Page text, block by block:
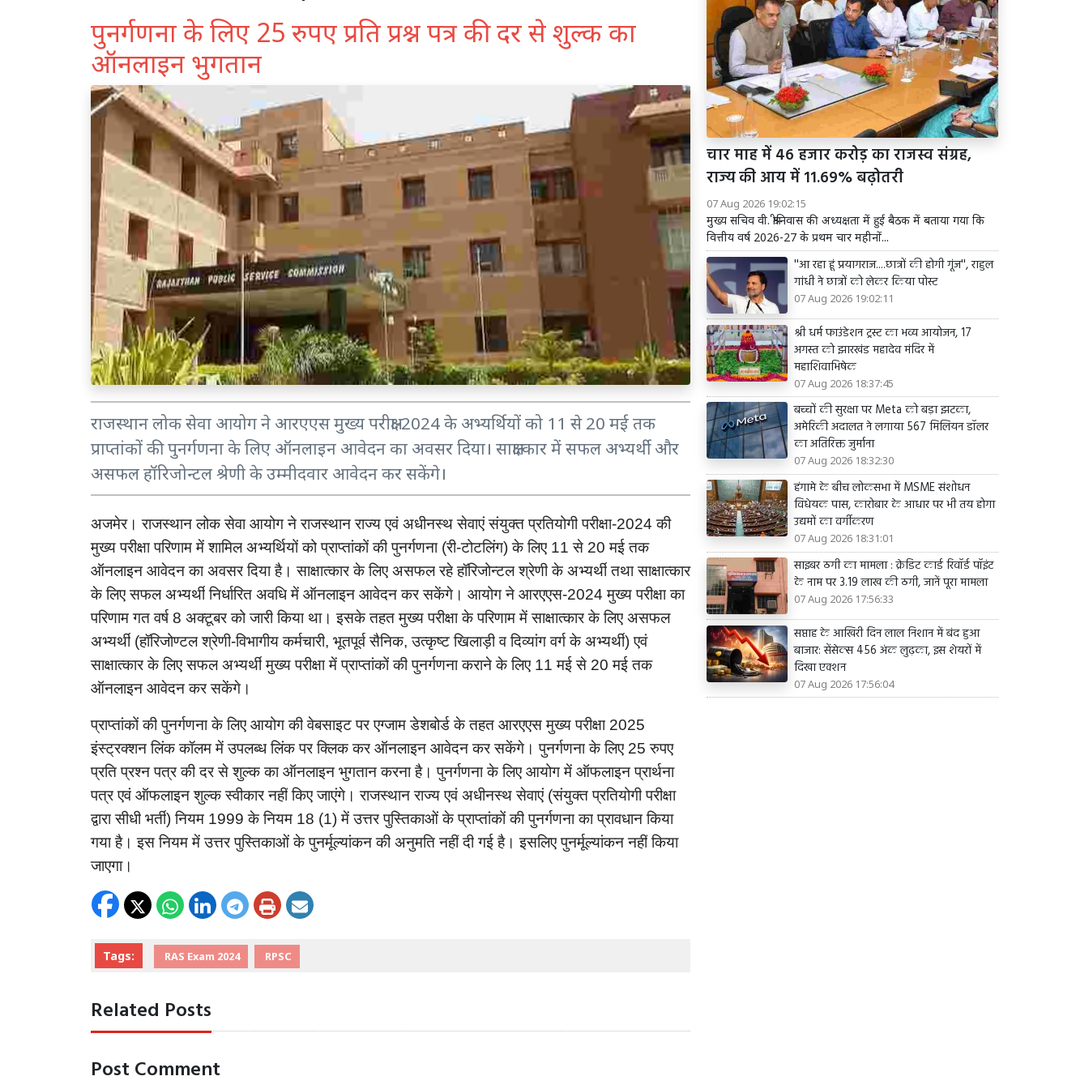
पुनर्गणना के लिए 25 रुपए प्रति प्रश्न पत्र की दर से शुल्क का
ऑनलाइन भुगतान
राजस्थान लोक सेवा आयोग ने आरएएस मुख्य परीक्षा-2024 के अभ्यर्थियों को 11 से 20 मई तक
प्राप्तांकों की पुनर्गणना के लिए ऑनलाइन आवेदन का अवसर दिया। साक्षात्कार में सफल अभ्यर्थी और
असफल हॉरिजोन्टल श्रेणी के उम्मीदवार आवेदन कर सकेंगे।
अजमेर। राजस्थानलोकसेवाआयोगनेराजस्थानराज्यएवंअधीनस्थसेवाएंसंयुक्तप्रतियोगीपरीक्षा-2024की
मुख्यपरीक्षापरिणाममेंशामिलअभ्यर्थियोंकोप्राप्तांकोंकीपुनर्गणना (री-टोटलिंग)केलिए 11से 20मईतक
ऑनलाइनआवेदनकाअवसरदियाहै। साक्षात्कारकेलिएअसफलरहेहॉरिजोन्टलश्रेणीकेअभ्यर्थीतथासाक्षात्कार
केलिएसफलअभ्यर्थीनिर्धारितअवधिमेंऑनलाइनआवेदनकरसकेंगे। आयोगनेआरएएस-2024मुख्यपरीक्षाका
परिणामगतवर्ष 8 अक्टूबरकोजारीकिया था। इसकेतहतमुख्यपरीक्षाकेपरिणाममेंसाक्षात्कारकेलिएअसफल
अभ्यर्थी (हॉरिजोण्टलश्रेणी-विभागीयकर्मचारी, भूतपूर्वसैनिक,उत्कृष्टखिलाड़ीवदिव्यांगवर्गकेअभ्यर्थी)एवं
साक्षात्कारकेलिएसफलअभ्यर्थीमुख्यपरीक्षामेंप्राप्तांकोंकीपुनर्गणनाकरानेकेलिए 11मईसे 20मईतक
ऑनलाइनआवेदनकरसकेंगे।
प्राप्तांकोंकीपुनर्गणनाकेलिएआयोगकीवेबसाइटपरएग्जामडेशबोर्डकेतहतआरएएसमुख्यपरीक्षा 2025
इंस्ट्रक्शनलिंककॉलममेंउपलब्धलिंकपरक्लिककरऑनलाइनआवेदनकरसकेंगे। पुनर्गणनाकेलिए 25रुपए
प्रतिप्रश्नपत्रकीदरसेशुल्ककाऑनलाइनभुगतानकरनाहै। पुनर्गणनाकेलिएआयोगमेंऑफलाइनप्रार्थना
पत्रएवंऑफलाइनशुल्कस्वीकारनहींकिएजाएंगे। राजस्थानराज्यएवंअधीनस्थसेवाएं (संयुक्तप्रतियोगीपरीक्षा
द्वारासीधीभर्ती)नियम 1999केनियम 18 (1)मेंउत्तरपुस्तिकाओंकेप्राप्तांकोंकीपुनर्गणनाकाप्रावधानकिया
गयाहै। इसनियममेंउत्तरपुस्तिकाओंकेपुनर्मूल्यांकनकीअनुमतिनहींदीगईहै। इसलिएपुनर्मूल्यांकननहींकिया
जाएगा।
Tags: RAS Exam 2024 RPSC
Related Posts
Post Comment
चार माह में 46 हजार करोड़ का राजस्व संग्रह,
राज्य की आय में 11.69% बढ़ोतरी
07 Aug 2026 19:02:15
मुख्य सचिव वी. श्रीनिवास की अध्यक्षता में हुई बैठक में बताया गया कि
वित्तीय वर्ष 2026-27 के प्रथम चार महीनों...
''आ रहा हूं प्रयागराज....छात्रों की होगी गूंज'', राहुल
गांधी ने छात्रों को लेकर किया पोस्ट
07 Aug 2026 19:02:11
श्री धर्म फाउंडेशन ट्रस्ट का भव्य आयोजन, 17
अगस्त को झारखंड महादेव मंदिर में
महाशिवाभिषेक
07 Aug 2026 18:37:45
बच्चों की सुरक्षा पर Meta को बड़ा झटका,
अमेरिकी अदालत ने लगाया 567 मिलियन डॉलर
का अतिरिक्त जुर्माना
07 Aug 2026 18:32:30
हंगामे के बीच लोकसभा में MSME संशोधन
विधेयक पास, कारोबार के आधार पर भी तय होगा
उद्यमों का वर्गीकरण
07 Aug 2026 18:31:01
साइबर ठगी का मामला : क्रेडिट कार्ड रिवॉर्ड पॉइंट
के नाम पर 3.19 लाख की ठगी, जानें पूरा मामला
07 Aug 2026 17:56:33
सप्ताह के आखिरी दिन लाल निशान में बंद हुआ
बाजार: सेंसेक्स 456 अंक लुढ़का, इस शेयरों में
दिखा एक्शन
07 Aug 2026 17:56:04